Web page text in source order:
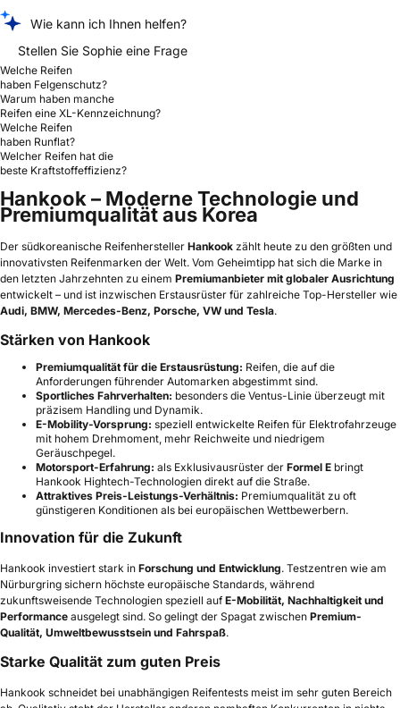
Wie kann ich Ihnen helfen?
Stellen Sie Sophie eine Frage
Welche Reifen
haben Felgenschutz?
Warum haben manche
Reifen eine XL-Kennzeichnung?
Welche Reifen
haben Runflat?
Welcher Reifen hat die
beste Kraftstoffeffizienz?
Hankook – Moderne Technologie und
Premiumqualität aus Korea
Der südkoreanische Reifenhersteller Hankook zählt heute zu den größten und
innovativsten Reifenmarken der Welt. Vom Geheimtipp hat sich die Marke in
den letzten Jahrzehnten zu einem Premiumanbieter mit globaler Ausrichtung
entwickelt – und ist inzwischen Erstausrüster für zahlreiche Top-Hersteller wie
Audi, BMW, Mercedes-Benz, Porsche, VW und Tesla.
Stärken von Hankook
Premiumqualität für die Erstausrüstung: Reifen, die auf die
Anforderungen führender Automarken abgestimmt sind.
Sportliches Fahrverhalten: besonders die Ventus-Linie überzeugt mit
präzisem Handling und Dynamik.
E-Mobility-Vorsprung: speziell entwickelte Reifen für Elektrofahrzeuge
mit hohem Drehmoment, mehr Reichweite und niedrigem
Geräuschpegel.
Motorsport-Erfahrung: als Exklusivausrüster der Formel E bringt
Hankook Hightech-Technologien direkt auf die Straße.
Attraktives Preis-Leistungs-Verhältnis: Premiumqualität zu oft
günstigeren Konditionen als bei europäischen Wettbewerbern.
Innovation für die Zukunft
Hankook investiert stark in Forschung und Entwicklung. Testzentren wie am
Nürburgring sichern höchste europäische Standards, während
zukunftsweisende Technologien speziell aufE-Mobilität, Nachhaltigkeit und
Performance ausgelegt sind. So gelingt der Spagat zwischen Premium-
Qualität, Umweltbewusstsein und Fahrspaß.
Starke Qualität zum guten Preis
Hankook schneidet bei unabhängigen Reifentests meist im sehr guten Bereich